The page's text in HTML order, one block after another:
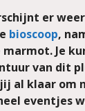
er
bioscoop,
marmot. Je
van dit
al klaar om
eventjes